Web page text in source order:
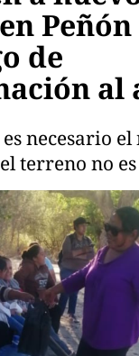
de
al
necesario el
terreno no